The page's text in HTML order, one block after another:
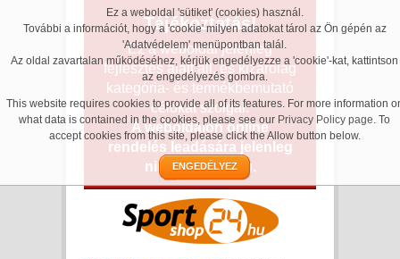
Ez a weboldal 'sütiket' (cookies) használ.
További a információt, hogy a 'cookie' milyen adatokat tárol az Ön gépén az
'Adatvédelem' menüpontban talál.
Az oldal zavartalan működéséhez, kérjük engedélyezze a 'cookie'-kat, kattintson
az engedélyezés gombra.
This website requires cookies to provide all of its features. For more information
what data is contained in the cookies, please see our Privacy Policy page. To
accept cookies from this site, please click the Allow button below.
ENGEDÉLYEZ
Tájékoztatás!
Ez a weboldal jelenleg
fejlesztés alatt áll, és kizárólag
kategória- és termékbemutató
célokat szolgál.
A weboldalon online
rendelés leadására jelenleg
nincs lehetőség.